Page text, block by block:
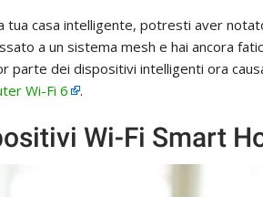
tua casa intelligente, potresti aver
a un sistema mesh e hai ancora
parte dei dispositivi intelligenti ora
Wi-Fi 6 .
Wi-Fi Smart